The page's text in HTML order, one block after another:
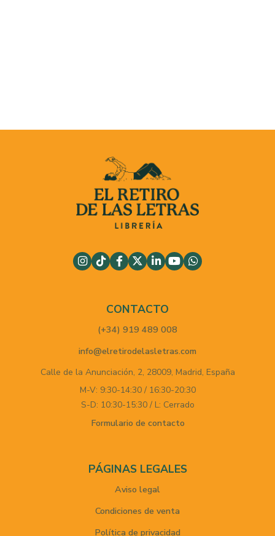
CONTACTO
(+34) 919 489 008
info@elretirodelasletras.com
Calle de la Anunciación, 2, 28009, Madrid, España
M-V: 9:30-14:30 / 16:30-20:30
S-D: 10:30-15:30 / L: Cerrado
Formulario de contacto
PÁGINAS LEGALES
Aviso legal
Condiciones de venta
Política de privacidad